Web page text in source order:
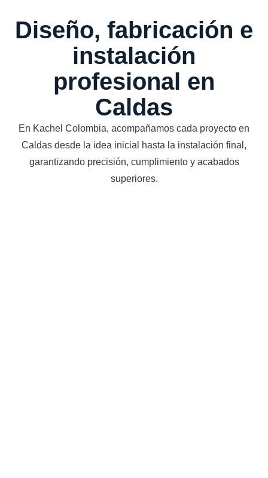
Diseño, fabricación e
instalación
profesional en
Caldas
En Kachel Colombia, acompañamos cada proyecto en
Caldas desde la idea inicial hasta la instalación final,
garantizando precisión, cumplimiento y acabados
superiores.